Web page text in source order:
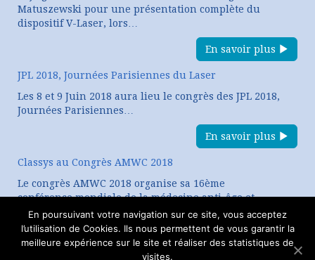
Matuszewski pour une présentation complète du
dispositif V-Laser, lors…
En savoir plus
JPL 2018, Journées Parisiennes du Laser
Les 8 et 9 Juin 2018 aura lieu le congrès des JPL 2018,
Journées Parisiennes…
En savoir plus
Classys au Congrès AMWC 2018
Le congrès AMWC 2018 organise sa 16ème
conférence mondiale de la médecine anti-âge et
esthétique. CLASSYS, expert…
En savoir plus
En poursuivant votre navigation sur ce site, vous acceptez
l’utilisation de Cookies. Ils nous permettent de vous garantir la
meilleure expérience sur le site et réaliser des statistiques de
visites.